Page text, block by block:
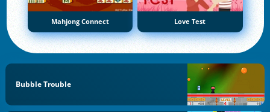
Mahjong Connect Love Test
Bubble Trouble